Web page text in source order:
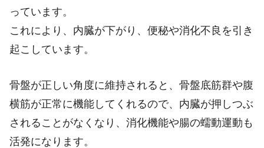
っています。
これにより、内臓が下がり、便秘や消化不良を引き
起こしています。
骨盤が正しい角度に維持されると、骨盤底筋群や腹
横筋が正常に機能してくれるので、内臓が押しつぶ
されることがなくなり、消化機能や腸の蠕動運動も
活発になります。